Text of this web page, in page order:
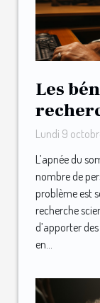
Les
l'apnée
Lundi 9
L’apnée du
nombre de
problème est
recherche
d’apporter
en...